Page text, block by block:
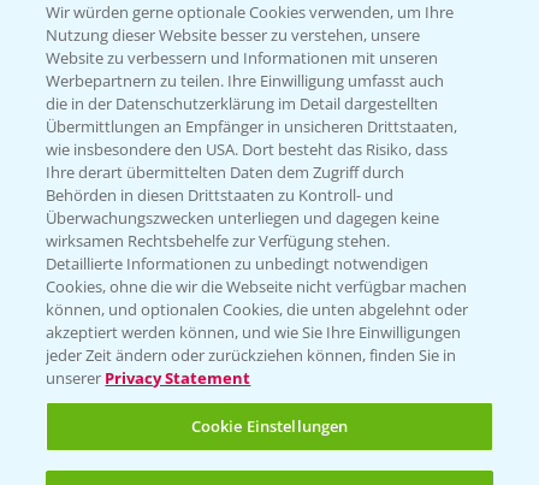
Hilfe in Notfällen
T.+49 (0)214/30-20220
Folgen Sie uns
Wir würden gerne optionale Cookies verwenden, um Ihre
Nutzung dieser Website besser zu verstehen, unsere
Website zu verbessern und Informationen mit unseren
Werbepartnern zu teilen. Ihre Einwilligung umfasst auch
die in der Datenschutzerklärung im Detail dargestellten
Übermittlungen an Empfänger in unsicheren Drittstaaten,
wie insbesondere den USA. Dort besteht das Risiko, dass
Ihre derart übermittelten Daten dem Zugriff durch
Behörden in diesen Drittstaaten zu Kontroll- und
Überwachungszwecken unterliegen und dagegen keine
wirksamen Rechtsbehelfe zur Verfügung stehen.
Detaillierte Informationen zu unbedingt notwendigen
Cookies, ohne die wir die Webseite nicht verfügbar machen
können, und optionalen Cookies, die unten abgelehnt oder
akzeptiert werden können, und wie Sie Ihre Einwilligungen
jeder Zeit ändern oder zurückziehen können, finden Sie in
unserer Privacy Statement
Cookie Einstellungen